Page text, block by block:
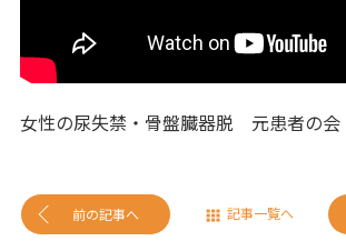
女性の尿失禁・骨盤臓器脱 元患者の会
前の記事へ 記事一覧へ